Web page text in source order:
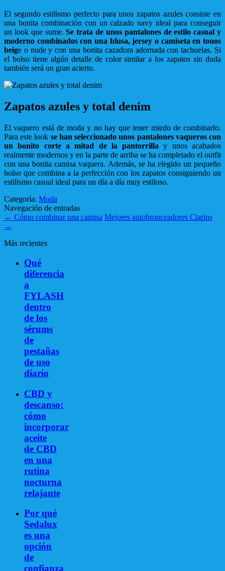
El segundo estilismo perfecto para unos zapatos azules consiste en
una bonita combinación con un calzado navy ideal para conseguir
un look que sume.Se trata de unos pantalones de estilo casual y
moderno combinados con una blusa, jersey o camiseta en tonos
beige o nude y con una bonita cazadora adornada con tachuelas. Si
el bolso tiene algún detalle de color similar a los zapatos sin duda
también será un gran acierto.
Zapatos azules y total denim
El vaquero está de moda y no hay que tener miedo de combinarlo.
Para este look se han seleccionado unos pantalones vaqueros con
un bonito corte a mitad de la pantorrilla y unos acabados
realmente modernos y en la parte de arriba se ha completado el outfit
con una bonita camisa vaquera. Además, se ha elegido un pequeño
bolso que combina a la perfección con los zapatos consiguiendo un
estilismo casual ideal para un día a día muy estiloso.
Categoría: Moda
Navegación de entradas
← Cómo combinar una camisa Mejores autobronceadores Clarins
→
Más recientes
Qué
diferencia
a
FYLASH
dentro
de los
sérums
de
pestañas
de uso
diario
CBD y
descanso:
cómo
incorporar
aceite
de CBD
en una
rutina
nocturna
relajante
Por qué
Sedalux
es una
opción
de
confianza